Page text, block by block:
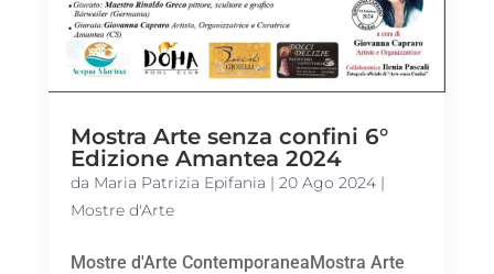
Mostra Arte senza confini 6°
Edizione Amantea 2024
da Maria Patrizia Epifania | 20 Ago 2024|
Mostre d'Arte
Mostre d'Arte ContemporaneaMostra Arte